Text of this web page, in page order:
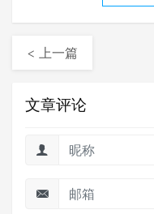
< 上一篇
文章评论